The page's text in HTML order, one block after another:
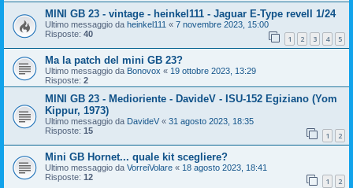
MINI GB 23 - vintage - heinkel111 - Jaguar E-Type revell 1/24
Ultimo messaggio da heinkel111 « 7 novembre 2023, 15:00
Risposte: 40 1 2 3 4 5
Ma la patch del mini GB 23?
Ultimo messaggio da Bonovox « 19 ottobre 2023, 13:29
Risposte: 2
MINI GB 23 - Medioriente - DavideV - ISU-152 Egiziano (Yom
Kippur, 1973)
Ultimo messaggio da DavideV « 31 agosto 2023, 18:35
Risposte: 15 1 2
Mini GB Hornet... quale kit scegliere?
Ultimo messaggio da VorreiVolare « 18 agosto 2023, 18:41
Risposte: 12 1 2